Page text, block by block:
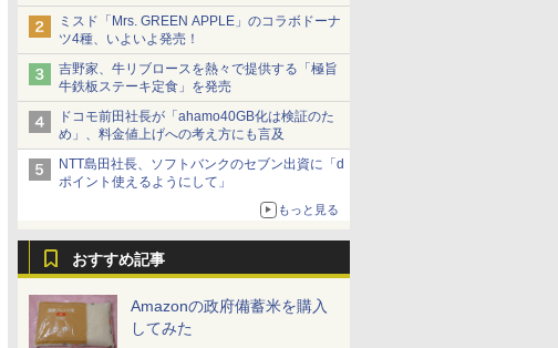
ミスド「Mrs. GREEN APPLE」のコラボドーナ
ツ4種、いよいよ発売！
吉野家、牛リブロースを熱々で提供する「極旨
牛鉄板ステーキ定食」を発売
ドコモ前田社長が「ahamo40GB化は検証のた
め」、料金値上げへの考え方にも言及
NTT島田社長、ソフトバンクのセブン出資に「d
ポイント使えるようにして」
もっと見る
おすすめ記事
Amazonの政府備蓄米を購入
してみた